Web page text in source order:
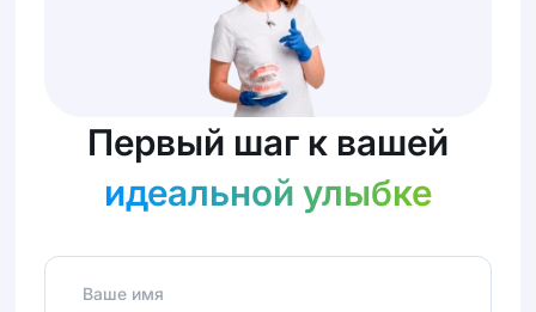
Первый шаг к вашей
идеальной улыбке
Ваше имя